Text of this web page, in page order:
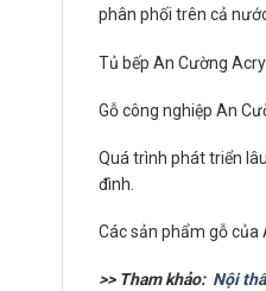
phân phối trên cả
Tủ bếp An Cường
Gỗ công nghiệp An
Quá trình phát triển
đình.
Các sản phẩm gỗ của
>> Tham khảo: Nội